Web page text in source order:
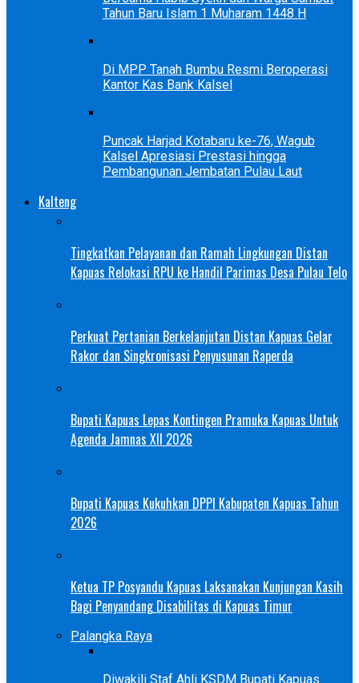
Tahun Baru Islam 1 Muharam 1448 H
Di MPP Tanah Bumbu Resmi Beroperasi
Kantor Kas Bank Kalsel
Puncak Harjad Kotabaru ke-76, Wagub
Kalsel Apresiasi Prestasi hingga
Pembangunan Jembatan Pulau Laut
Kalteng
Tingkatkan Pelayanan dan Ramah Lingkungan Distan
Kapuas Relokasi RPU ke Handil Parimas Desa Pulau Telo
Perkuat Pertanian Berkelanjutan Distan Kapuas Gelar
Rakor dan Singkronisasi Penyusunan Raperda
Bupati Kapuas Lepas Kontingen Pramuka Kapuas Untuk
Agenda Jamnas XII 2026
Bupati Kapuas Kukuhkan DPPI Kabupaten Kapuas Tahun
2026
Ketua TP Posyandu Kapuas Laksanakan Kunjungan Kasih
Bagi Penyandang Disabilitas di Kapuas Timur
Palangka Raya
Diwakili Staf Ahli KSDM Bupati Kapuas